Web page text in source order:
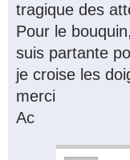
tragique des
Pour le
suis partante
je croise les
merci
Ac